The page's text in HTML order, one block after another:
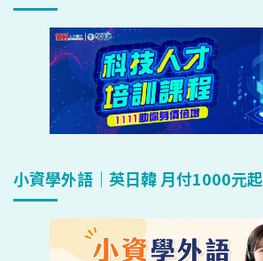
小資學外語｜英日韓 月付1000元起